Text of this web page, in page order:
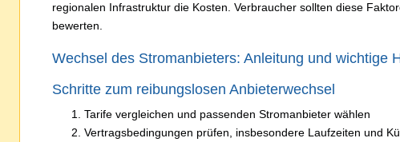
regionalen Infrastruktur die Kosten. Verbraucher sollten diese
bewerten.
Wechsel des Stromanbieters: Anleitung und wichtige
Schritte zum reibungslosen Anbieterwechsel
Tarife vergleichen und passenden Stromanbieter wählen
Vertragsbedingungen prüfen, insbesondere Laufzeiten und